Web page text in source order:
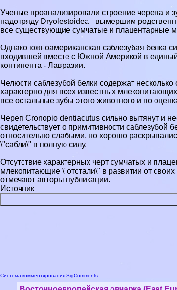
Ученые проанализировали строение черепа и
надотряду Dryolestoidea - вымершим
все существующие сумчатые и плацентарные
Однако южноамериканская саблезубая белка
входившей вместе с Южной Америкой в
континента - Лавразии.
Челюсти саблезубой белки содержат
хаpaктерно для всех известных
все остальные зубы этого животного и по
Череп Cronopio dentiacutus сильно вытянут и
свидетельствует о примитивности
относительно слабыми, но хорошо
\"сабли\" в полную силу.
Отсутствие хаpaктерных черт сумчатых и
млекопитающие \"отстали\" в развитии от
отмечают авторы публикации.
Источник
Фото и описание породы